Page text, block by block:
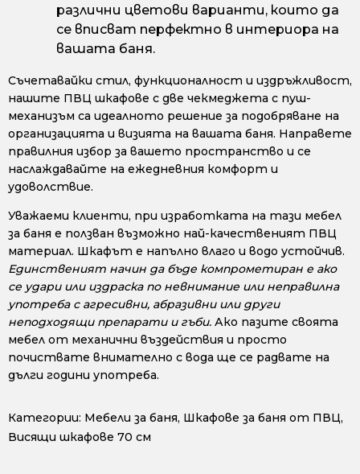
различни цветови варианти, които да
се вписват перфектно в интериора на
вашата баня.
Съчетавайки стил, функционалност и издръжливост,
нашите ПВЦ шкафове с две чекмеджета с пуш-
механизъм са идеалното решение за подобряване на
организацията и визията на вашата баня. Направете
правилния избор за вашето пространство и се
наслаждавайте на ежедневния комфорт и
удоволствие.
Уважаеми клиенти, при изработката на тази мебел
за баня е ползван възможно най-качественият ПВЦ
материал. Шкафът е напълно влаго и водо устойчив.
Единственият начин да бъде компрометиран е ако
се удари или издраска по невнимание или неправилна
употреба с агресивни, абразивни или други
неподходящи препарати и гъби. Ако пазите своята
мебел от механични въздействия и просто
почиствате внимателно с вода ще се радвате на
дълги години употреба.
Категории: Мебели за баня, Шкафове за баня от ПВЦ,
Висящи шкафове 70 см